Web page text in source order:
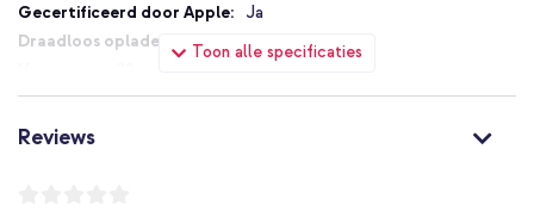
Dé bundel voor het snel en betrouwbaar opladen van je Apple
devices met Lightning-poort.Toon alle specificaties
Ja
Nee
2.22
Reviews